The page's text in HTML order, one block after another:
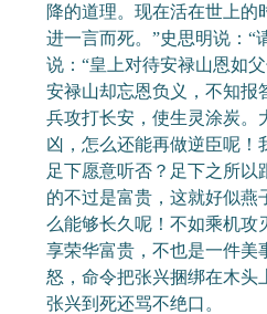
降的道理。现在活在世上的
进一言而死。”史思明说：“
说：“皇上对待安禄山恩如
安禄山却忘恩负义，不知报
兵攻打长安，使生灵涂炭。
凶，怎么还能再做逆臣呢！
足下愿意听否？足下之所以
的不过是富贵，这就好似燕
么能够长久呢！不如乘机攻
享荣华富贵，不也是一件美
怒，命令把张兴捆绑在木头
张兴到死还骂不绝口。